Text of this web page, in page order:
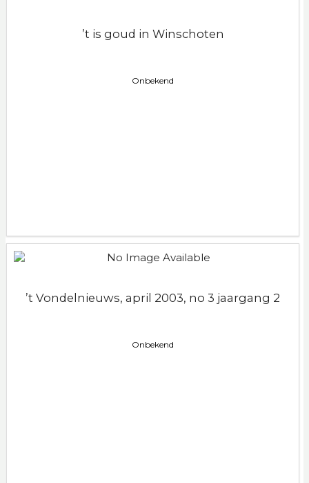
’t is goud in Winschoten
Onbekend
’t Vondelnieuws, april 2003, no 3 jaargang 2
Onbekend